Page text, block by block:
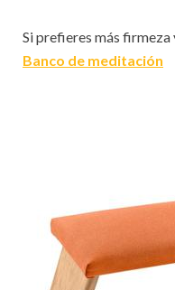
Si prefieres más firmeza
Banco de meditación